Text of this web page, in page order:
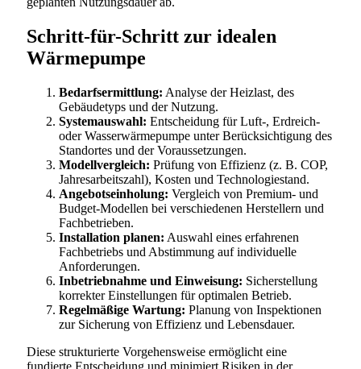
Schritt-für-Schritt zur idealen
Wärmepumpe
Bedarfsermittlung: Analyse der Heizlast, des
Gebäudetyps und der Nutzung.
Systemauswahl: Entscheidung für Luft-, Erdreich-
oder Wasserwärmepumpe unter Berücksichtigung des
Standortes und der Voraussetzungen.
Modellvergleich: Prüfung von Effizienz (z. B. COP,
Jahresarbeitszahl), Kosten und Technologiestand.
Angebotseinholung: Vergleich von Premium- und
Budget-Modellen bei verschiedenen Herstellern und
Fachbetrieben.
Installation planen: Auswahl eines erfahrenen
Fachbetriebs und Abstimmung auf individuelle
Anforderungen.
Inbetriebnahme und Einweisung: Sicherstellung
korrekter Einstellungen für optimalen Betrieb.
Regelmäßige Wartung: Planung von Inspektionen
zur Sicherung von Effizienz und Lebensdauer.
Diese strukturierte Vorgehensweise ermöglicht eine
fundierte Entscheidung und minimiert Risiken in der